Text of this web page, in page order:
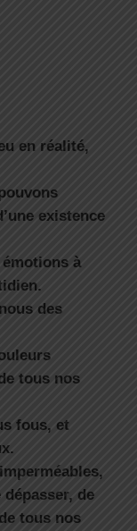
en réalité,
existence
émotions à
des
tous nos
fous, et
dépasser, de
tous nos